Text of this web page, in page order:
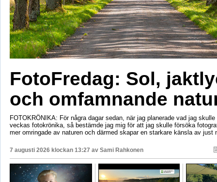
FotoFredag: Sol,
och omfamnande
FOTOKRÖNIKA: För några dagar sedan, när jag planerade vad jag
veckas fotokrönika, så bestämde jag mig för att jag skulle försöka
mer omringade av naturen och därmed skapar en starkare känsla av just
7 augusti 2026 klockan 13:27 av Sami Rahkonen